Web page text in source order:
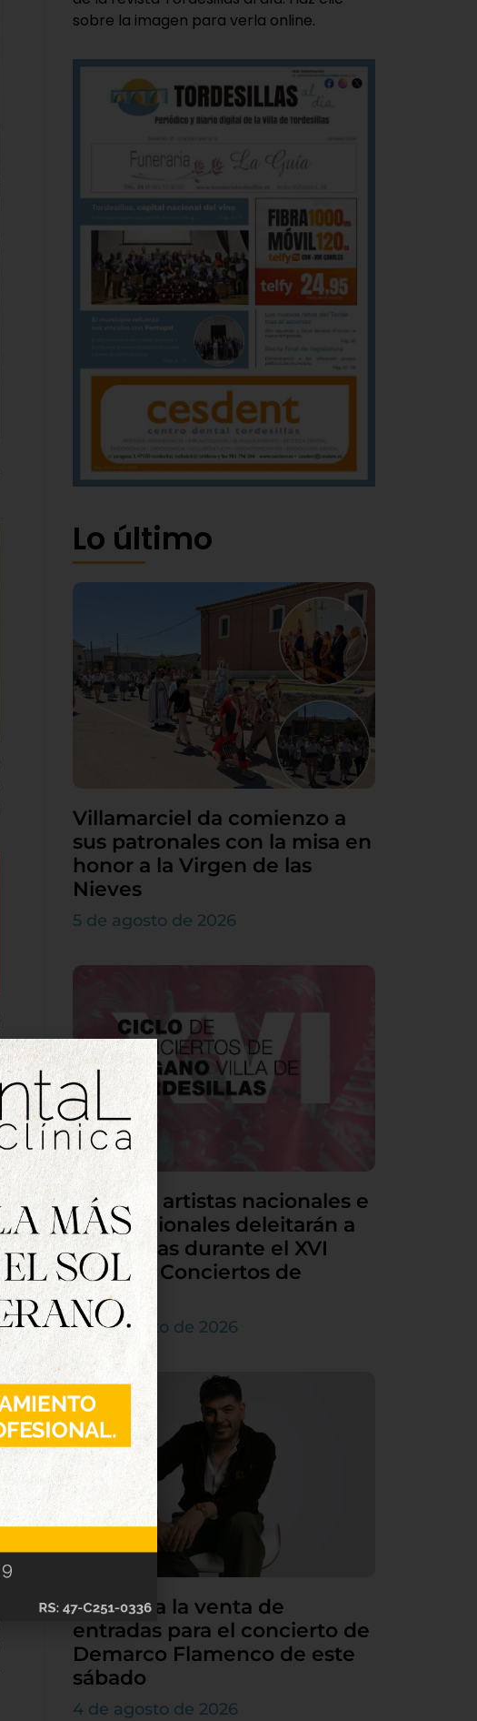
sobre la imagen para verla online.
Lo último
Villamarciel da comienzo a
sus patronales con la misa en
honor a la Virgen de las
Nieves
5 de agosto de 2026
Grandes artistas nacionales e
internacionales deleitarán a
Tordesillas durante el XVI
Ciclo de Conciertos de
Órgano
4 de agosto de 2026
Continúa la venta de
entradas para el concierto de
Demarco Flamenco de este
sábado
4 de agosto de 2026